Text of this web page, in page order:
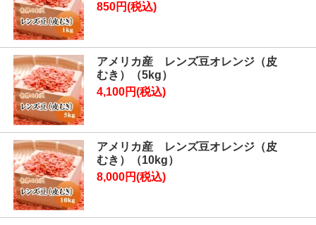
850円(税込)
アメリカ産 レンズ豆オレンジ（皮
むき）（5kg）
4,100円(税込)
アメリカ産 レンズ豆オレンジ（皮
むき）（10kg）
8,000円(税込)